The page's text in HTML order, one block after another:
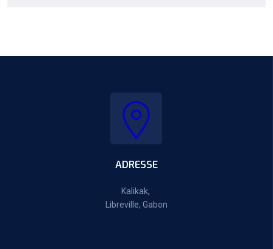
ADRESSE
Kalikak,
Libreville, Gabon